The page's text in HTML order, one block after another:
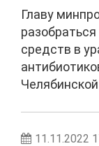
Главу
средств в
11.11.2022